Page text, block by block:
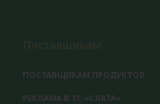
ПОСТАВЩИКАМ ПРОДУКТОВ
РЕКЛАМА В ТС «СЛАТА»